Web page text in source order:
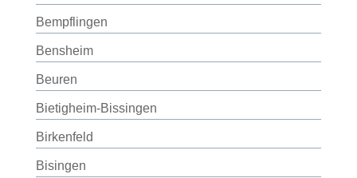
Bempflingen
Bensheim
Beuren
Bietigheim-Bissingen
Birkenfeld
Bisingen